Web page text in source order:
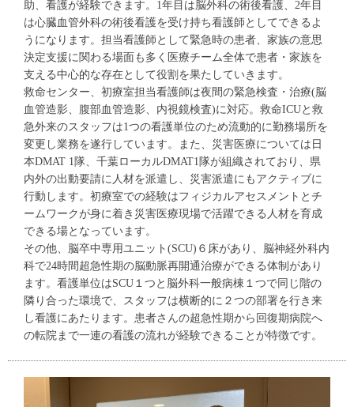
助、看護が経験できます。1年目は脳外科の術後看護、2年目
は心臓血管外科の術後看護を受け持ち看護師としてできるよ
うになります。担当看護師として緊急時の患者、家族の意思
決定支援に関わる場面も多く医療チーム全体で患者・家族を
支える中心的な存在として役割を果たしていきます。
救命センター、初療室担当看護師は夜間の緊急検査・治療(脳
血管造影、腹部血管造影、内視鏡検査)に対応。救命ICUと救
急外来のスタッフは1つの看護単位のため流動的に勤務場所を
変更し業務を遂行しています。また、災害医療については日
本DMAT 1隊、千葉ローカルDMAT1隊が組織されており、県
内外の出動要請に人材を派遣し、災害派遣にもアクティブに
行動します。初療室での経験はフィジカルアセスメントとチ
ームワークが身に着き災害医療現場で活躍できる人材を育成
できる場となっています。
その他、脳卒中専用ユニット(SCU)６床があり、脳神経外科内
科で24時間超急性期の脳動脈再開通治療ができる体制があり
ます。看護単位はSCU１つと脳外科一般病棟１つで同じ階の
隣り合った環境で、スタッフは横断的に２つの部署を行き来
し看護にあたります。患者さんの超急性期から回復期病院へ
の転院まで一連の看護の流れが経験できることが特徴です。